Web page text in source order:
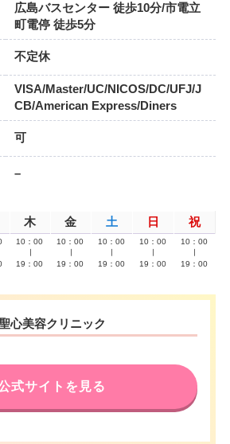
広島バスセンター 徒歩10分/市電立
町電停 徒歩5分
不定休
VISA/Master/UC/NICOS/DC/UFJ/J
CB/American Express/Diners
可
–
木 金 土 日 祝
10：00
19：00
10：00
19：00
10：00
19：00
10：00
19：00
10：00
19：00
心美容クリニック
式サイトを見る